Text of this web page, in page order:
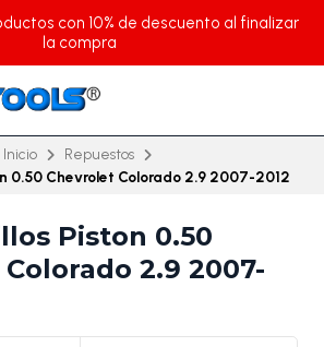
con 10% de descuento al finalizar
la compra
Inicio
Repuestos
0.50 Chevrolet Colorado 2.9 2007-2012
Piston 0.50
2.9 2007-